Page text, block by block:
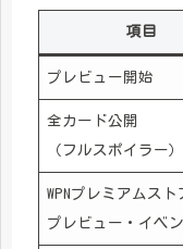
項目
プレビュー開始
全カード公開
（フルスポイラー）
WPNプレミアムスト
プレビュー・イベ